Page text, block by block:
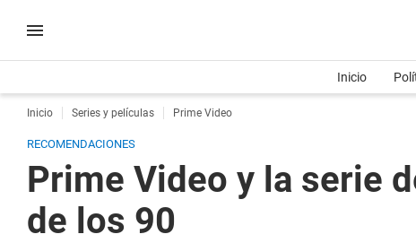
Inicio
Inicio Series y películas Prime Video
RECOMENDACIONES
Prime Video y la serie
de los 90